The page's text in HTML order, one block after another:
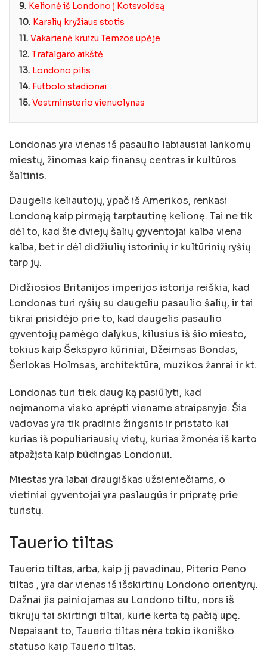
9. Kelionė iš Londono į Kotsvoldsą
10. Karalių kryžiaus stotis
11. Vakarienė kruizu Temzos upėje
12. Trafalgaro aikštė
13. Londono pilis
14. Futbolo stadionai
15. Vestminsterio vienuolynas
Londonas yra vienas iš pasaulio labiausiai lankomų
miestų, žinomas kaip finansų centras ir kultūros
šaltinis.
Daugelis keliautojų, ypač iš Amerikos, renkasi
Londoną kaip pirmąją tarptautinę kelionę. Tai ne tik
dėl to, kad šie dviejų šalių gyventojai kalba viena
kalba, bet ir dėl didžiulių istorinių ir kultūrinių ryšių
tarp jų.
Didžiosios Britanijos imperijos istorija reiškia, kad
Londonas turi ryšių su daugeliu pasaulio šalių, ir tai
tikrai prisidėjo prie to, kad daugelis pasaulio
gyventojų pamėgo dalykus, kilusius iš šio miesto,
tokius kaip Šekspyro kūriniai, Džeimsas Bondas,
Šerlokas Holmsas, architektūra, muzikos žanrai ir kt.
Londonas turi tiek daug ką pasiūlyti, kad
neįmanoma visko aprėpti viename straipsnyje. Šis
vadovas yra tik pradinis žingsnis ir pristato kai
kurias iš populiariausių vietų, kurias žmonės iš karto
atpažįsta kaip būdingas Londonui.
Miestas yra labai draugiškas užsieniečiams, o
vietiniai gyventojai yra paslaugūs ir pripratę prie
turistų.
Tauerio tiltas
Tauerio tiltas, arba, kaip jį pavadinau, Piterio Peno
tiltas , yra dar vienas iš išskirtinų Londono orientyrų.
Dažnai jis painiojamas su Londono tiltu, nors iš
tikrųjų tai skirtingi tiltai, kurie kerta tą pačią upę.
Nepaisant to, Tauerio tiltas nėra tokio ikoniško
statuso kaip Tauerio tiltas.